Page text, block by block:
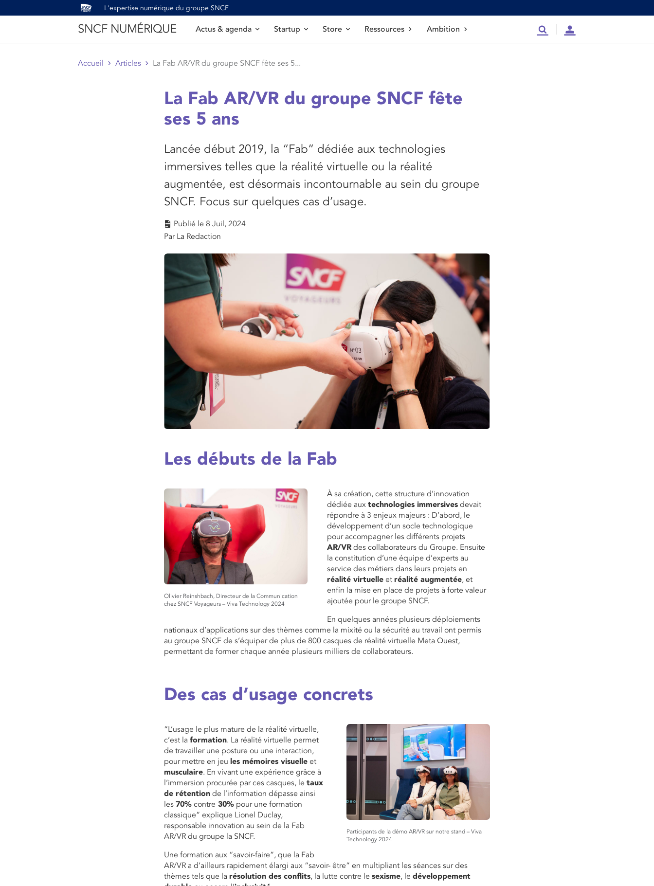
L'expertise numérique du groupe SNCF
SNCF NUMÉRIQUE Actus & agenda Startup Store Ressources Ambition RechercheCompte
Accueil Articles La Fab AR/VR du groupe SNCF fête ses 5...
La Fab AR/VR du groupe SNCF fête
ses 5 ans
Lancée début 2019, la “Fab” dédiée aux technologies
immersives telles que la réalité virtuelle ou la réalité
augmentée, est désormais incontournable au sein du groupe
SNCF. Focus sur quelques cas d’usage.
Publié le 8 Juil, 2024
Par La Redaction
Les débuts de la Fab
Olivier Reinshbach, Directeur de la Communication
chez SNCF Voyageurs – Viva Technology 2024
À sa création, cette structure d’innovation
dédiée aux technologies immersivesdevait
répondre à 3 enjeux majeurs : D’abord, le
développement d’un socle technologique
pour accompagner les différents projets
AR/VRdes collaborateurs du Groupe. Ensuite
la constitution d’une équipe d’experts au
service des métiers dans leurs projets en
réalité virtuelleet réalité augmentée, et
enfin la mise en place de projets à forte valeur
ajoutée pour le groupe SNCF.
En quelques années plusieurs déploiements
nationaux d’applications sur des thèmes comme la mixité ou la sécurité au travail ont permis
au groupe SNCF de s’équiper de plus de 800 casques de réalité virtuelle Meta Quest,
permettant de former chaque année plusieurs milliers de collaborateurs.
Des cas d’usage concrets
Participants de la démo AR/VR sur notre stand – Viva
Technology 2024
“L’usage le plus mature de la réalité virtuelle,
c’est laformation. La réalité virtuelle permet
de travailler une posture ou une interaction,
pour mettre en jeules mémoires visuelle et
musculaire. En vivant une expérience grâce à
l’immersion procurée par ces casques, letaux
de rétention de l’information dépasse ainsi
les70% contre 30% pour une formation
classique” explique Lionel Duclay,
responsable innovation au sein de la Fab
AR/VR du groupe la SNCF.
Une formation aux “savoir-faire”, que la Fab
AR/VR a d’ailleurs rapidement élargi aux “savoir- être” en multipliant les séances sur des
thèmes tels que larésolution des conflits, la lutte contre lesexisme, ledéveloppement